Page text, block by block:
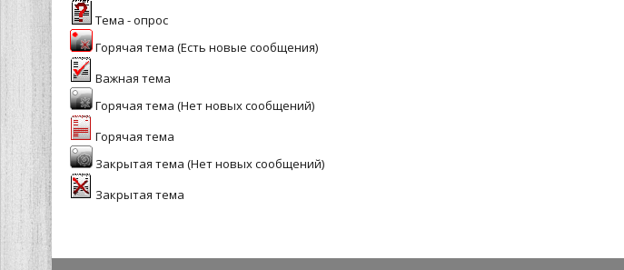
Тема - опрос
Горячая тема (Есть новые сообщения)
Важная тема
Горячая тема (Нет новых сообщений)
Горячая тема
Закрытая тема (Нет новых сообщений)
Закрытая тема